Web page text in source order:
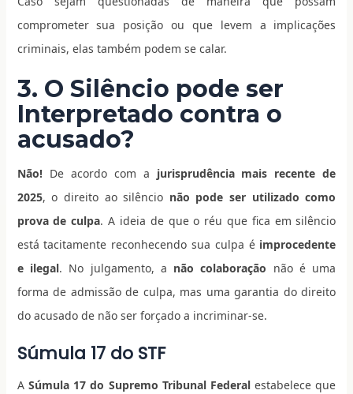
comprometer sua posição ou que levem a implicações
criminais, elas também podem se calar.
3. O Silêncio pode ser
Interpretado contra o
acusado?
Não!De acordo com a jurisprudência mais recente de
2025, o direito ao silêncio não pode ser utilizado como
prova de culpa. A ideia de que o réu que fica em silêncio
está tacitamente reconhecendo sua culpa é improcedente
e ilegal. No julgamento, a não colaboração não é uma
forma de admissão de culpa, mas uma garantia do direito
do acusado de não ser forçado a incriminar-se.
Súmula 17 do STF
A Súmula 17 do Supremo Tribunal Federal estabelece que